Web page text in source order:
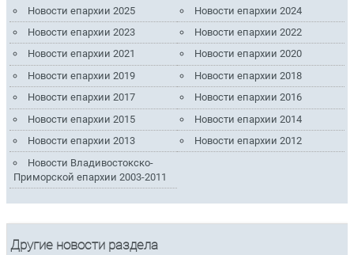
Новости епархии 2025
Новости епархии 2024
Новости епархии 2023
Новости епархии 2022
Новости епархии 2021
Новости епархии 2020
Новости епархии 2019
Новости епархии 2018
Новости епархии 2017
Новости епархии 2016
Новости епархии 2015
Новости епархии 2014
Новости епархии 2013
Новости епархии 2012
Новости Владивостокско-
Приморской епархии 2003-2011
Другие новости раздела